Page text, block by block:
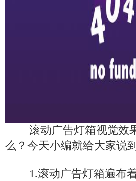
滚动广告灯箱视觉效
么？今天小编就给大家说
1.滚动广告灯箱遍布着